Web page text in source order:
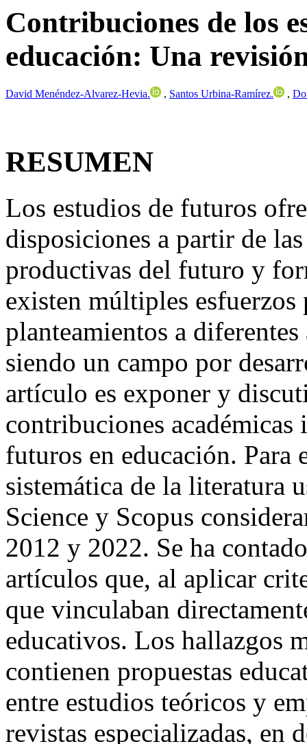
Contribuciones de los
educación: Una
David Menéndez-Alvarez-Hevia. , Santos Urbina-Ramírez. ,
RESUMEN
Los estudios de futuros
disposiciones a partir de
productivas del futuro y
existen múltiples esfuerzos
planteamientos a
siendo un campo por
artículo es exponer y
contribuciones académicas
futuros en educación. Para
sistemática de la literatura
Science y Scopus
2012 y 2022. Se ha
artículos que, al aplicar
que vinculaban
educativos. Los hallazgos
contienen propuestas
entre estudios teóricos y
revistas especializadas, en